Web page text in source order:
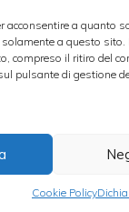
acconsentire a quanto
a questo
compreso il ritiro del
pulsante di gestione
Cookie Policy
Bank of
1,37 dollari
a seguito
ultime ore.